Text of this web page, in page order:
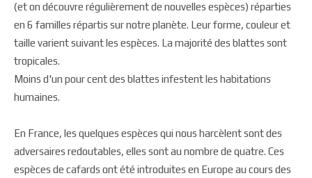
(et on découvre régulièrement de nouvelles espèces) réparties
en 6 familles répartis sur notre planète. Leur forme, couleur et
taille varient suivant les espèces. La majorité des blattes sont
tropicales.
Moins d'un pour cent des blattes infestent les habitations
humaines.
En France, les quelques espèces qui nous harcèlent sont des
adversaires redoutables, elles sont au nombre de quatre. Ces
espèces de cafards ont été introduites en Europe au cours des